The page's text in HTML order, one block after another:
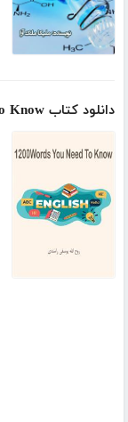
دانلود کتاب 1200Words You Need To Know